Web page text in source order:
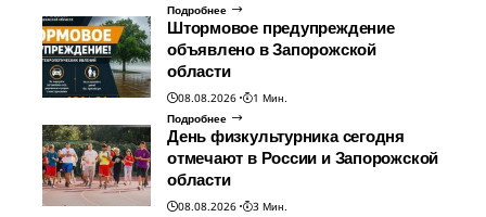
Подробнее
Штормовое предупреждение
объявлено в Запорожской
области
08.08.2026
1 Мин.
Подробнее
День физкультурника сегодня
отмечают в России и Запорожской
области
08.08.2026
3 Мин.